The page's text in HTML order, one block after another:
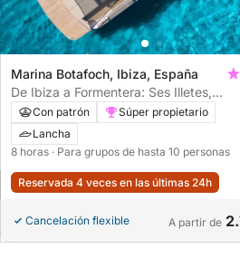
Marina Botafoch, Ibiza, España
De Ibiza a Formentera: Ses Illetes,
Espalmador y Cala Saona
Con patrón
Súper propietario
Lancha
8 horas · Para grupos de hasta 10 personas
Reservada 4 veces en las últimas 24h
Cancelación flexible A partir de